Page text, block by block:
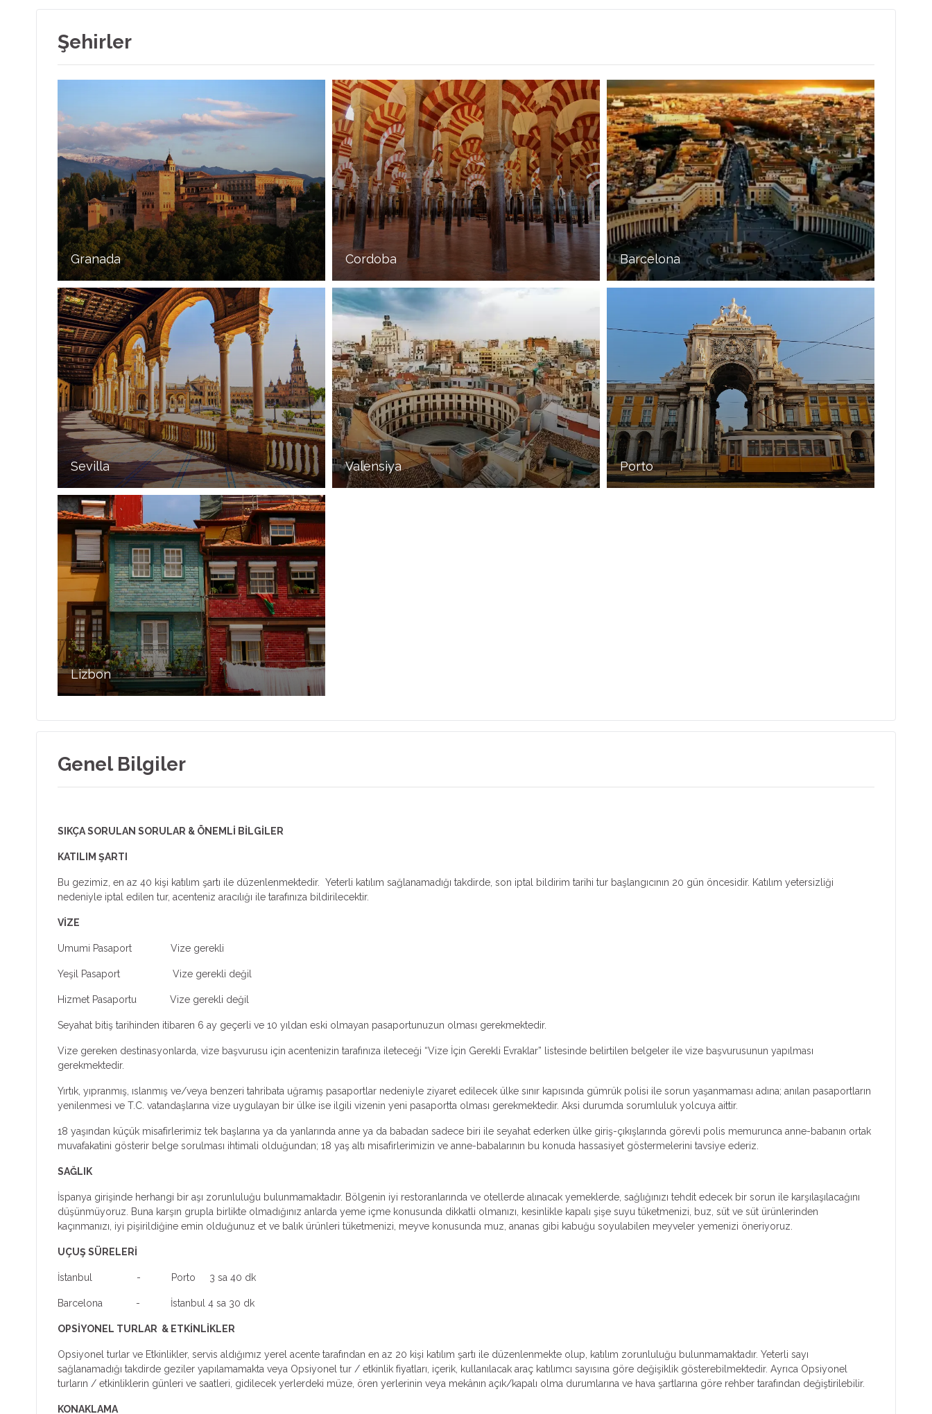
Şehirler
Granada Cordoba Barcelona
Sevilla Valensiya Porto
Lizbon
Genel Bilgiler
SIKÇA SORULAN SORULAR & ÖNEMLİ BİLGİLER
KATILIM ŞARTI
Bu gezimiz, en az 40 kişi katılım şartı ile düzenlenmektedir. Yeterli katılım sağlanamadığı takdirde, son iptal bildirim tarihi tur başlangıcının 20 gün öncesidir. Katılım yetersizliği
nedeniyle iptal edilen tur, acenteniz aracılığı ile tarafınıza bildirilecektir.
VİZE
Umumi Pasaport Vize gerekli
Yeşil Pasaport Vize gerekli değil
Hizmet Pasaportu Vize gerekli değil
Seyahat bitiş tarihinden itibaren 6 ay geçerli ve 10 yıldan eski olmayan pasaportunuzun olması gerekmektedir.
Vize gereken destinasyonlarda, vize başvurusu için acentenizin tarafınıza ileteceği “Vize İçin Gerekli Evraklar” listesinde belirtilen belgeler ile vize başvurusunun yapılması
gerekmektedir.
Yırtık, yıpranmış, ıslanmış ve/veya benzeri tahribata uğramış pasaportlar nedeniyle ziyaret edilecek ülke sınır kapısında gümrük polisi ile sorun yaşanmaması adına; anılan pasaportların
yenilenmesi ve T.C. vatandaşlarına vize uygulayan bir ülke ise ilgili vizenin yeni pasaportta olması gerekmektedir. Aksi durumda sorumluluk yolcuya aittir.
18 yaşından küçük misafirlerimiz tek başlarına ya da yanlarında anne ya da babadan sadece biri ile seyahat ederken ülke giriş-çıkışlarında görevli polis memurunca anne-babanın ortak
muvafakatini gösterir belge sorulması ihtimali olduğundan; 18 yaş altı misafirlerimizin ve anne-babalarının bu konuda hassasiyet göstermelerini tavsiye ederiz.
SAĞLIK
İspanya girişinde herhangi bir aşı zorunluluğu bulunmamaktadır. Bölgenin iyi restoranlarında ve otellerde alınacak yemeklerde, sağlığınızı tehdit edecek bir sorun ile karşılaşılacağını
düşünmüyoruz. Buna karşın grupla birlikte olmadığınız anlarda yeme içme konusunda dikkatli olmanızı, kesinlikle kapalı şişe suyu tüketmenizi, buz, süt ve süt ürünlerinden
kaçınmanızı, iyi pişirildiğine emin olduğunuz et ve balık ürünleri tüketmenizi, meyve konusunda muz, ananas gibi kabuğu soyulabilen meyveler yemenizi öneriyoruz.
UÇUŞ SÜRELERİ
İstanbul - Porto 3 sa 40 dk
Barcelona - İstanbul 4 sa 30 dk
OPSİYONEL TURLAR & ETKİNLİKLER
Opsiyonel turlar ve Etkinlikler, servis aldığımız yerel acente tarafından en az 20 kişi katılım şartı ile düzenlenmekte olup, katılım zorunluluğu bulunmamaktadır. Yeterli sayı
sağlanamadığı takdirde geziler yapılamamakta veya Opsiyonel tur / etkinlik fiyatları, içerik, kullanılacak araç katılımcı sayısına göre değişiklik gösterebilmektedir. Ayrıca Opsiyonel
turların / etkinliklerin günleri ve saatleri, gidilecek yerlerdeki müze, ören yerlerinin veya mekânın açık/kapalı olma durumlarına ve hava şartlarına göre rehber tarafından değiştirilebilir.
KONAKLAMA